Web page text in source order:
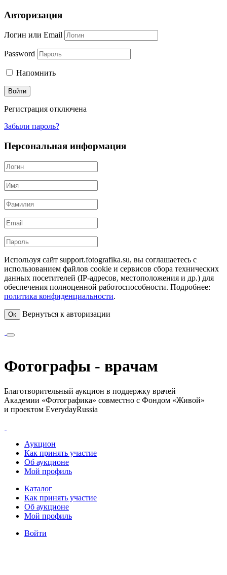
Авторизация
Логин или Email
Password
Напомнить
Регистрация отключена
Забыли пароль?
Персональная информация
Используя сайт support.fotografika.su, вы соглашаетесь с
использованием файлов cookie и сервисов сбора технических
данных посетителей (IP-адресов, местоположения и др.) для
обеспечения полноценной работоспособности. Подробнее:
политика конфиденциальности.
Ок Вернуться к авторизации
Фотографы - врачам
Благотворительный аукцион в поддержку врачей
Академии «Фотографика» совместно с Фондом «Живой»
и проектом EverydayRussia
Аукцион
Как принять участие
Об аукционе
Мой профиль
Каталог
Как принять участие
Об аукционе
Мой профиль
Войти